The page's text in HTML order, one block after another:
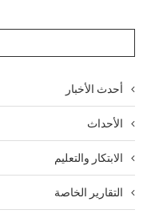
أحدث الأخبار
الأحداث
الابتكار والتعليم
التقارير الخاصة